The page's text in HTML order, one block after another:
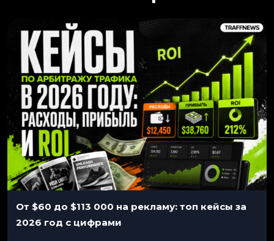
От $60 до $113 000 на рекламу: топ кейсы за
2026 год с цифрами